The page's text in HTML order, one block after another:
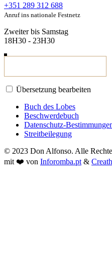
+351 289 312 688
Anruf ins nationale Festnetz
Zweiter bis Samstag
18H30 - 23H30
Übersetzung bearbeiten
Buch des Lobes
Beschwerdebuch
Datenschutz-
Streitbeilegung
© 2023 Don Alfonso. Alle
mit ❤️ von Inforomba.pt &